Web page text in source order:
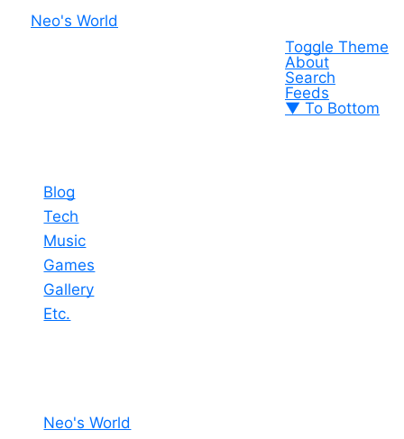
Neo's World
Toggle Theme
About
Search
Feeds
▼ To Bottom
Blog
Tech
Music
Games
Gallery
Etc.
Neo's World